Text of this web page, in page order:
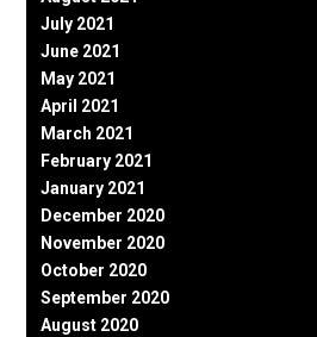
July 2021
June 2021
May 2021
April 2021
March 2021
February 2021
January 2021
December 2020
November 2020
October 2020
September 2020
August 2020